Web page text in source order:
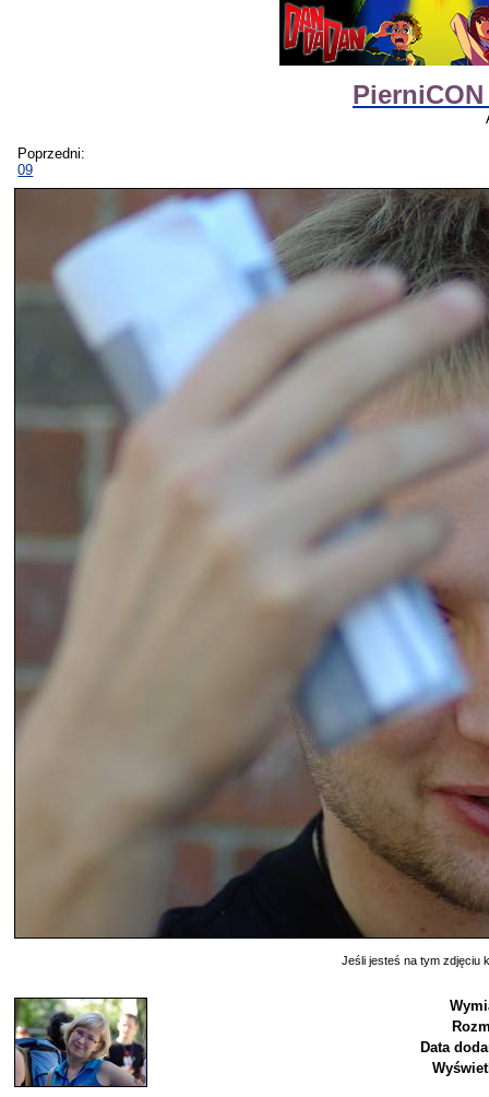
Poprzedni:
09
Jeśli jesteś na tym zdjęciu
Data